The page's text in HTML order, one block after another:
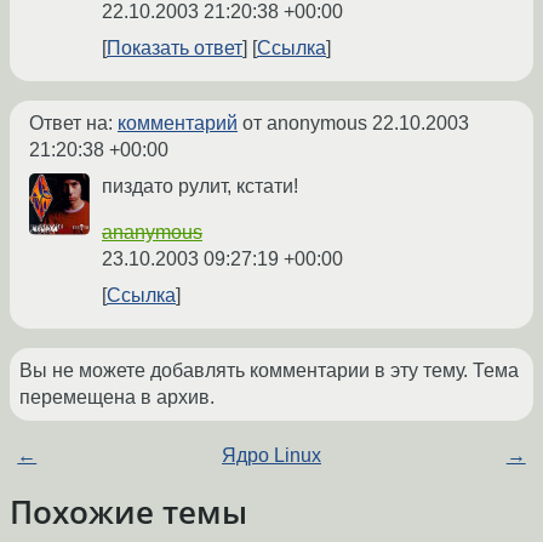
22.10.2003 21:20:38 +00:00
Показать ответ
Ссылка
Ответ на: комментарий от anonymous 22.10.2003
21:20:38 +00:00
пиздато рулит, кстати!
ananymous
23.10.2003 09:27:19 +00:00
Ссылка
Вы не можете добавлять комментарии в эту тему. Тема
перемещена в архив.
← Ядро Linux →
Похожие темы